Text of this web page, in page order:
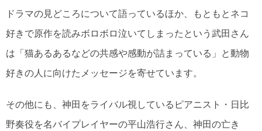
ドラマの見どころについて語っているほか、もともとネコ
好きで原作を読みボロボロ泣いてしまったという武田さん
は「猫あるあるなどの共感や感動が詰まっている」と動物
好きの人に向けたメッセージを寄せています。
その他にも、神田をライバル視しているピアニスト・日比
野奏役を名バイプレイヤーの平山浩行さん、神田の亡き